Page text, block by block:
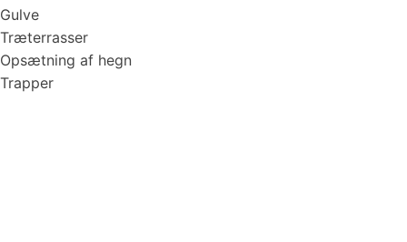
Gulve
Træterrasser
Opsætning af hegn
Trapper